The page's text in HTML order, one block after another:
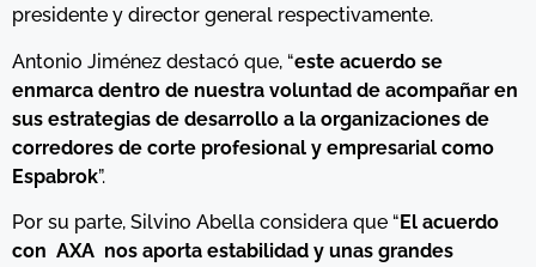
presidente y director general respectivamente.
Antonio Jiménez destacó que, “este acuerdo se
enmarca dentro de nuestra voluntad de acompañar en
sus estrategias de desarrollo a la organizaciones de
corredores de corte profesional y empresarial como
Espabrok”.
Por su parte, Silvino Abella considera que “ El acuerdo
con AXA nos aporta estabilidad y unas grandes